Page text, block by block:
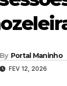
By Portal Maninho
FEV 12, 2026